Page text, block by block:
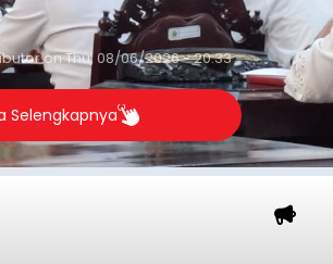
onThu, 08/06/2026 - 20:33
Selengkapnya